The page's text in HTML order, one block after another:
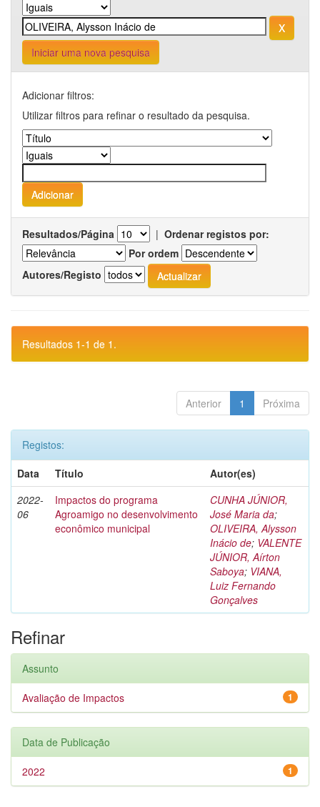
Iniciar uma nova pesquisa
Adicionar filtros:
Utilizar filtros para refinar o resultado da pesquisa.
Resultados/Página | Ordenar registos por:
Por ordem
Autores/Registo
Resultados 1-1 de 1.
Anterior 1 Próxima
Registos:
Data
Título
Autor(es)
2022-
06
Impactos do programa
Agroamigo no desenvolvimento
econômico municipal
CUNHA JÚNIOR,
José Maria da;
OLIVEIRA, Alysson
Inácio de; VALENTE
JÚNIOR, Aírton
Saboya; VIANA,
Luiz Fernando
Gonçalves
Refinar
Assunto
1
Avaliação de Impactos
Data de Publicação
1
2022